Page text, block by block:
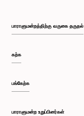
பாராளுமன்றத்திற்கு வருகை தருதல்
கற்க
பங்கேற்க
பாராளுமன்ற உறுப்பினர்கள்